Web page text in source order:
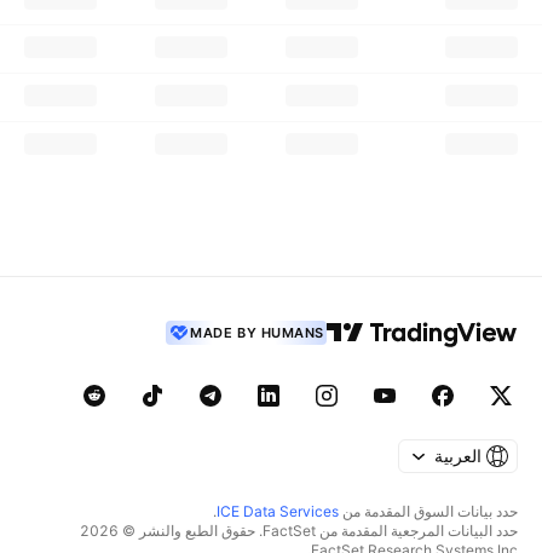
MADE BY HUMANS
العربية
حدد بيانات السوق المقدمة من ICE Data Services
.
حدد البيانات المرجعية المقدمة من FactSet. حقوق الطبع والنشر © 2026